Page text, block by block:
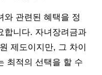
와 관련된 혜택을 정
합니다. 자녀장려금과
제도이지만, 그 차이
최적의 선택을 할 수